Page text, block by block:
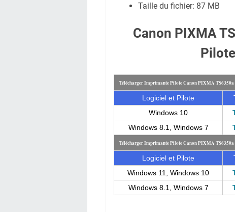
Taille du fichier: 87 MB
Canon PIXMA
Télécharger Imprimante Pilote Canon PIXMA
Logiciel et Pilote
Windows 10
Windows 8.1, Windows 7
Télécharger Imprimante Pilote Canon PIXMA
Logiciel et Pilote
Windows 11, Windows 10
Windows 8.1, Windows 7